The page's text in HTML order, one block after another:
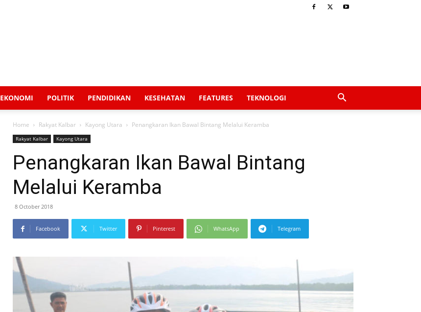
EKONOMI POLITIK PENDIDIKAN KESEHATAN FEATURES TEKNOLOGI
Home Rakyat Kalbar Kayong Utara Penangkaran Ikan Bawal Bintang Melalui Keramba
Rakyat Kalbar Kayong Utara
Penangkaran Ikan Bawal Bintang
Melalui Keramba
8 October 2018
Facebook Twitter Pinterest WhatsApp Telegram